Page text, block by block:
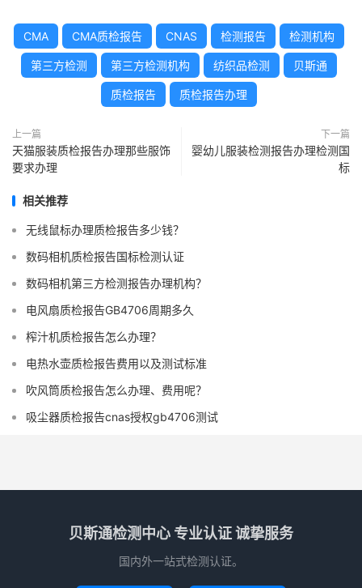
CMA CMA质检报告 CNAS 检测报告 检测机构
第三方检测 第三方检测机构 纺织品检测 贝斯通
质检报告 质检报告办理
上一篇
天猫服装质检报告办理那些服饰
要求办理
下一篇
婴幼儿服装检测报告办理检测国
标
相关推荐
无线鼠标办理质检报告多少钱？
数码相机质检报告国标检测认证
数码相机第三方检测报告办理机构？
电风扇质检报告GB4706周期多久
榨汁机质检报告怎么办理？
电热水壶质检报告费用以及测试标准
吹风筒质检报告怎么办理、费用呢？
吸尘器质检报告cnas授权gb4706测试
贝斯通检测中心 专业认证 诚挚服务
国内外一站式检测认证。